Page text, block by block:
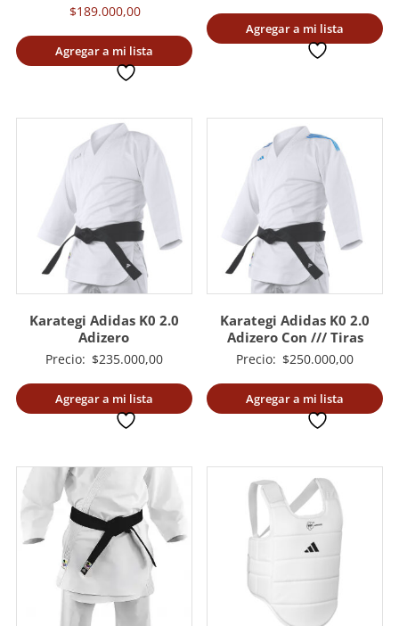
original
$189.000,00El
precio
actual
Agregar a mi lista
Agregar a mi lista
Karategi Adidas K0 2.0
Adizero
Precio: $235.000,00
Agregar a mi lista
Karategi Adidas K0 2.0
Adizero Con /// Tiras
Precio: $250.000,00
Agregar a mi lista